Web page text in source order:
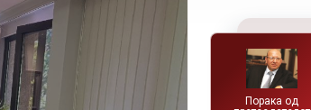
Порака од